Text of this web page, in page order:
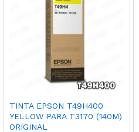
TINTA EPSON T49H400
YELLOW PARA T3170 (140M)
ORIGINAL